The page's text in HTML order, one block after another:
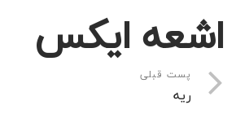
اشعه ایکس
پست قبلی
ریه